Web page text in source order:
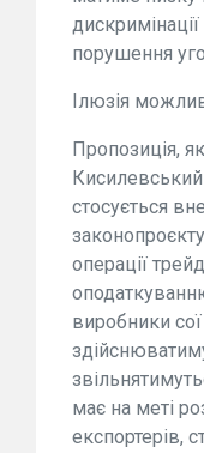
порушення
Ілюзія
Пропозиція,
стосується
операції
виробники сої
має на меті
експортерів,